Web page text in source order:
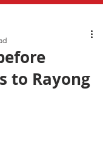
to Rayong